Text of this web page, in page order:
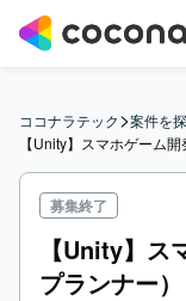
ココナラテック>案件を
【Unity】スマホゲーム
募集終了
【Unity】ス
プランナー）